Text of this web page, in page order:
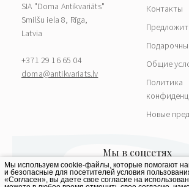
SIA "Doma Antikvariāts"
Smilšu iela 8, Rīga,
Latvia
+371 29 16 65 04
doma@antikvariats.lv
Контакты
Общие
Политика
Новые
Мы используем cookie-файлы, которые помогают
и безопасные для посетителей условия
«Согласен», вы даете свое согласие на